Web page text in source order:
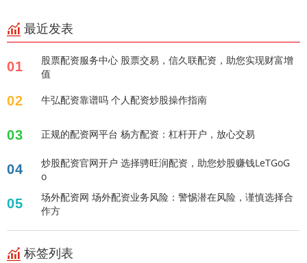
最近发表
01
股票配资服务中心 股票交易，信久联配资，助您实现财富增
值
02 牛弘配资靠谱吗 个人配资炒股操作指南
03 正规的配资网平台 杨方配资：杠杆开户，放心交易
04
炒股配资官网开户 选择骋旺润配资，助您炒股赚钱LeTGoG
o
05
场外配资网 场外配资业务风险：警惕潜在风险，谨慎选择合
作方
标签列表